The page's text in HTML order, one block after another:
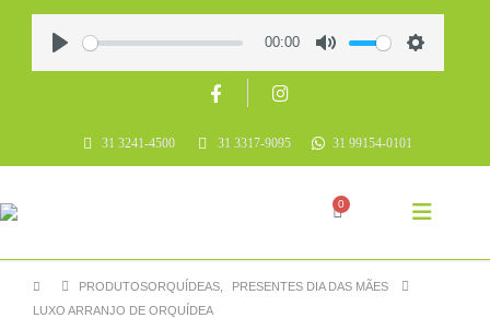
00:00
31 3241-4500 31 3317-9095 31 99154-0101
0
PRODUTOSORQUÍDEAS
PRESENTES DIA DAS MÃES
LUXO ARRANJO DE ORQUÍDEA